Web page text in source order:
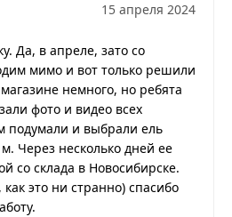
15 апреля 2024
Да, в апреле, зато со
мимо и вот только решили
немного, но ребята
фото и видео всех
и выбрали ель
Через несколько дней ее
со склада в Новосибирске.
это ни странно) спасибо